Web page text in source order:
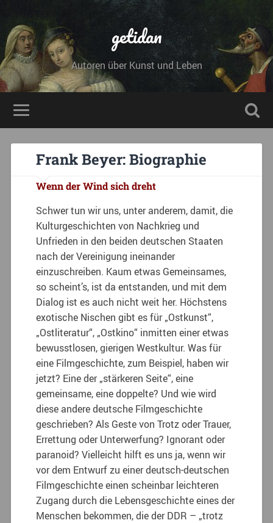
getidan
Autoren über Kunst und Leben
Frank Beyer: Biographie
Wenn der Wind sich dreht
Schwer tun wir uns, unter anderem, damit, die
Kulturgeschichten von Nachkrieg und
Unfrieden in den beiden deutschen Staaten
nach der Vereinigung ineinander
einzuschreiben. Kaum etwas Gemeinsames,
so scheint’s, ist da entstanden, und mit dem
Dialog ist es auch nicht weit her. Höchstens
exotische Nischen gibt es für „Ostkunst“,
„Ostliteratur“, „Ostkino“ inmitten einer etwas
bewusstlosen, gierigen Westkultur. Was für
eine Filmgeschichte, zum Beispiel, haben wir
jetzt? Eine der „stärkeren Seite“, eine
gemeinsame, eine doppelte? Und wie wird
diese andere deutsche Filmgeschichte
geschrieben?Als Geste von Trotz oder Trauer,
Errettung oder Unterwerfung? Ignorant oder
paranoid? Vielleicht hilft es uns ja, wenn wir
vor dem Entwurf zu einer deutsch-deutschen
Filmgeschichte einen scheinbar leichteren
Zugang durch die Lebensgeschichte eines der
Menschen bekommen, die der DDR – „trotz